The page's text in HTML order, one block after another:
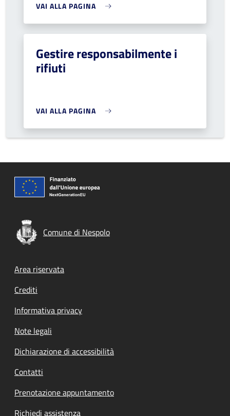
VAI ALLA PAGINA
Gestire responsabilmente i
rifiuti
VAI ALLA PAGINA
Comune di Nespolo
Footer menu
Area riservata
Crediti
Informativa privacy
Note legali
Dichiarazione di accessibilità
Contatti
Prenotazione appuntamento
Richiedi assistenza